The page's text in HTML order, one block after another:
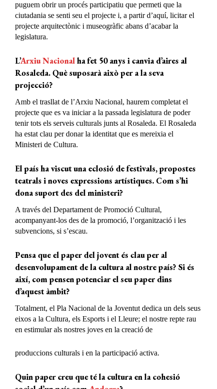
puguem obrir un procés participatiu que permeti que la
ciutadania se senti seu el projecte i, a partir d’aquí, licitar el
projecte arquitectònic i museogràfic abans d’acabar la
legislatura.
L’Arxiu Nacionalha fet 50 anys i canvia d’aires al
Rosaleda. Què suposarà això per a la seva
projecció?
Amb el trasllat de l’Arxiu Nacional, haurem completat el
projecte que es va iniciar a la passada legislatura de poder
tenir tots els serveis culturals junts al Rosaleda. El Rosaleda
ha estat clau per donar la identitat que es mereixia el
Ministeri de Cultura.
El país ha viscut una eclosió de festivals, propostes
teatrals i noves expressions artístiques. Com s’hi
dona suport des del ministeri?
A través del Departament de Promoció Cultural,
acompanyant-los des de la promoció, l’organització i les
subvencions, si s’escau.
Pensa que el paper del jovent és clau per al
desenvolupament de la cultura al nostre país? Si és
així, com pensen potenciar el seu paper dins
d’aquest àmbit?
Totalment, el Pla Nacional de la Joventut dedica un dels seus
eixos a la Cultura, els Esports i el Lleure; el nostre repte rau
en estimular als nostres joves en la creació de
produccions culturals i en la participació activa.
Quin paper creu que té la cultura en la cohesió